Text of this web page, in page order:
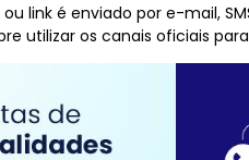
link é enviado por e-mail,
utilizar os canais oficiais